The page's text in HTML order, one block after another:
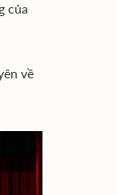
của
về